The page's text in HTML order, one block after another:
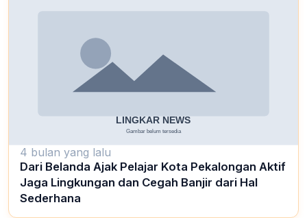
4 bulan yang lalu
Dari Belanda Ajak Pelajar Kota Pekalongan Aktif
Jaga Lingkungan dan Cegah Banjir dari Hal
Sederhana